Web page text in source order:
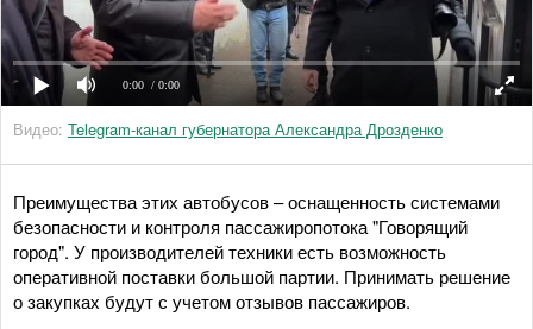
0:00 / 0:00
Видео: Telegram-канал губернатора Александра Дрозденко
Преимущества этих автобусов – оснащенность системами
безопасности и контроля пассажиропотока "Говорящий
город". У производителей техники есть возможность
оперативной поставки большой партии. Принимать решение
о закупках будут с учетом отзывов пассажиров.